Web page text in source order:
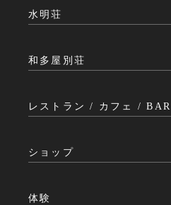
水明荘
和多屋別荘
レストラン / カフェ / BAR
ショップ
体験